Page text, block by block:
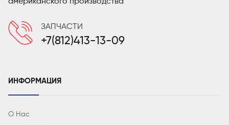
ЗАПЧАСТИ
+7(812)413-13-09
ИНФОРМАЦИЯ
О Нас